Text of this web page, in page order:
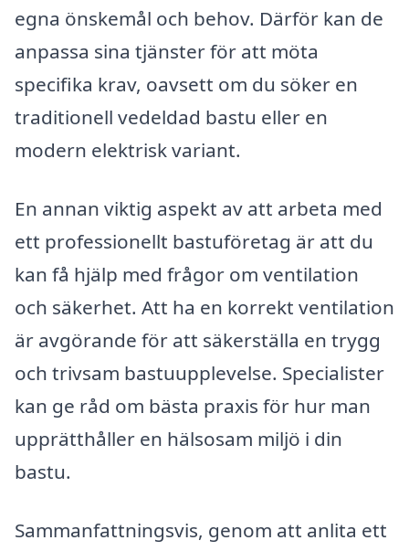
egna önskemål och behov. Därför kan de
anpassa sina tjänster för att möta
specifika krav, oavsett om du söker en
traditionell vedeldad bastu eller en
modern elektrisk variant.
En annan viktig aspekt av att arbeta med
ett professionellt bastuföretag är att du
kan få hjälp med frågor om ventilation
och säkerhet. Att ha en korrekt ventilation
är avgörande för att säkerställa en trygg
och trivsam bastuupplevelse. Specialister
kan ge råd om bästa praxis för hur man
upprätthåller en hälsosam miljö i din
bastu.
Sammanfattningsvis, genom att anlita ett